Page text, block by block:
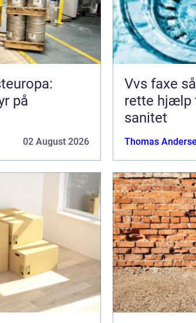
på
02 August 2026
Vvs faxe sådan finder du den
rette hjælp
sanitet
Thomas